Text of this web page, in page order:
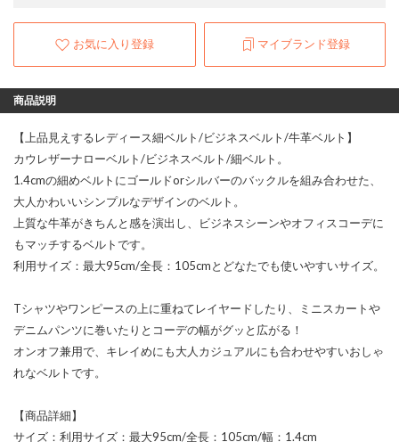
お気に入り登録 マイブランド登録
商品説明
【上品見えするレディース細ベルト/ビジネスベルト/牛革ベルト】
カウレザーナローベルト/ビジネスベルト/細ベルト。
1.4cmの細めベルトにゴールドorシルバーのバックルを組み合わせた、
大人かわいいシンプルなデザインのベルト。
上質な牛革がきちんと感を演出し、ビジネスシーンやオフィスコーデに
もマッチするベルトです。
利用サイズ：最大95cm/全長：105cmとどなたでも使いやすいサイズ。
Tシャツやワンピースの上に重ねてレイヤードしたり、ミニスカートや
デニムパンツに巻いたりとコーデの幅がグッと広がる！
オンオフ兼用で、キレイめにも大人カジュアルにも合わせやすいおしゃ
れなベルトです。
【商品詳細】
サイズ：利用サイズ：最大95cm/全長：105cm/幅：1.4cm